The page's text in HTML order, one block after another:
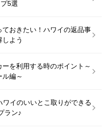
5選
ておきたい！ハワイの返品事
しよう
ーを利用する時のポイント～
ル編～
イのいいとこ取りができる
ラン♪